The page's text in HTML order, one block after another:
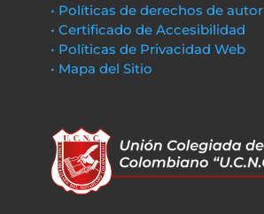
• Políticas de derechos de autor
• Certificado de Accesibilidad
• Políticas de Privacidad Web
• Mapa del Sitio